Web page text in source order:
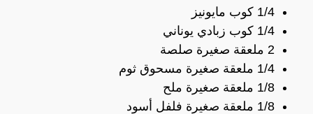
1/4 كوب مايونيز
1/4 كوب زبادي يوناني
2 ملعقة صغيرة صلصة
1/4 ملعقة صغيرة مسحوق ثوم
1/8 ملعقة صغيرة ملح
1/8 ملعقة صغيرة فلفل أسود